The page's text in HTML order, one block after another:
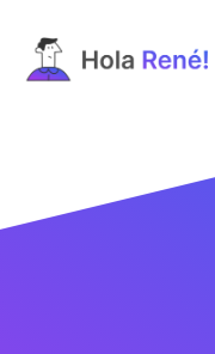
contenido